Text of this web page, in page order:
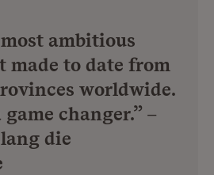
ambitious
made to date from
worldwide.
changer.” –
die